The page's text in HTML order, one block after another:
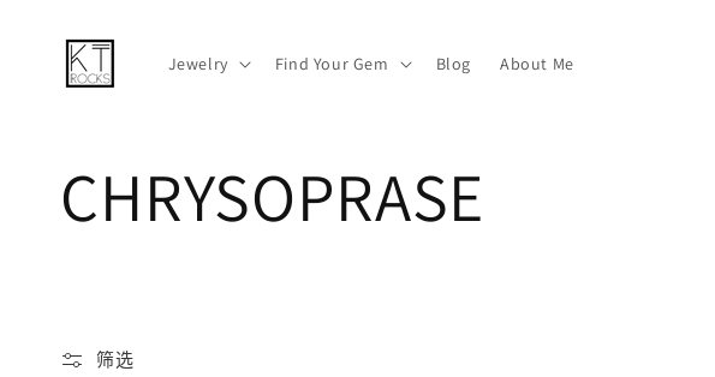
Jewelry Find Your Gem Blog About Me
收
:
CHRYSOPRASE
筛选